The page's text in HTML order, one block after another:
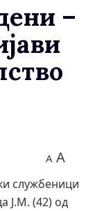
–
A A
службеници
Ј.М. (42) од